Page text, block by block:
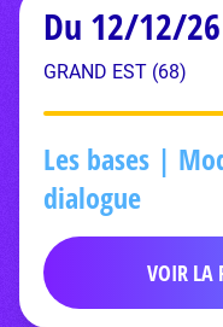
Du 12/12/
GRAND EST (68)
Les bases |
dialogue
VOIR LA